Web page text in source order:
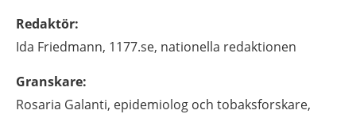
Redaktör:
Ida Friedmann, 1177.se, nationella redaktionen
Granskare:
Rosaria Galanti, epidemiolog och tobaksforskare,